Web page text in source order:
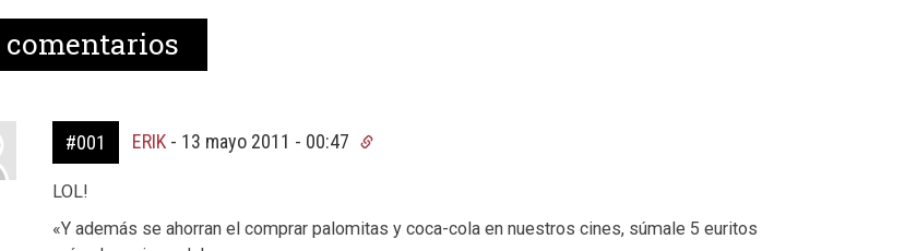
comentarios
#001 ERIK- 13 mayo 2011 - 00:47
LOL!
«Y además se ahorran el comprar palomitas y coca-cola en nuestros cines, súmale 5 euritos